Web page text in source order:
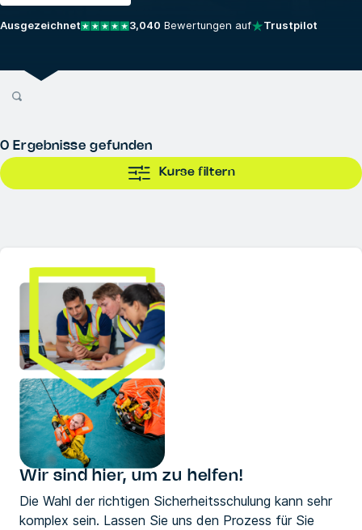
Ausgezeichnet 3,040 Bewertungen auf Trustpilot
0 Ergebnisse gefunden
Kurse filtern
Wir sind hier, um zu helfen!
Die Wahl der richtigen Sicherheitsschulung kann sehr
komplex sein. Lassen Sie uns den Prozess für Sie